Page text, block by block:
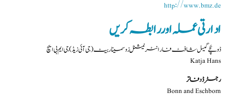
http://www.bmz.de
ادارتی عملہ اوررابطہ کریں
ڈوئچے گیسل شافٹ فار انٹرنیشنل زوسمیناربیٹ (جی آئی زیڈ)جی ایم بی ایچ
Katja Hans
رجسٹرڈ دفاتر
Bonn and Eschborn